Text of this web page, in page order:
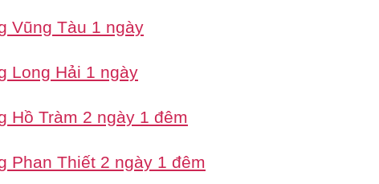
Vũng Tàu 1 ngày
Long Hải 1 ngày
Hồ Tràm 2 ngày 1 đêm
Phan Thiết 2 ngày 1 đêm